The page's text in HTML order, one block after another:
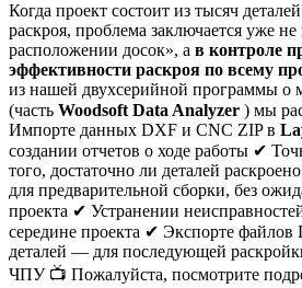
Когда проект состоит из тысяч
раскроя, проблема заключается уже
расположении досок», а в контроле
эффективности раскроя по всему
из нашей двухсерийной программы о
(часть Woodsoft Data Analyzer ) мы
Импорте данных DXF и CNC ZIP в
создании отчетов о ходе работы ✔
того, достаточно ли деталей
для предварительной сборки, без
проекта ✔ Устранении
середине проекта ✔ Экспорте файлов
деталей — для последующей
ЧПУ 📺 Пожалуйста, посмотрите